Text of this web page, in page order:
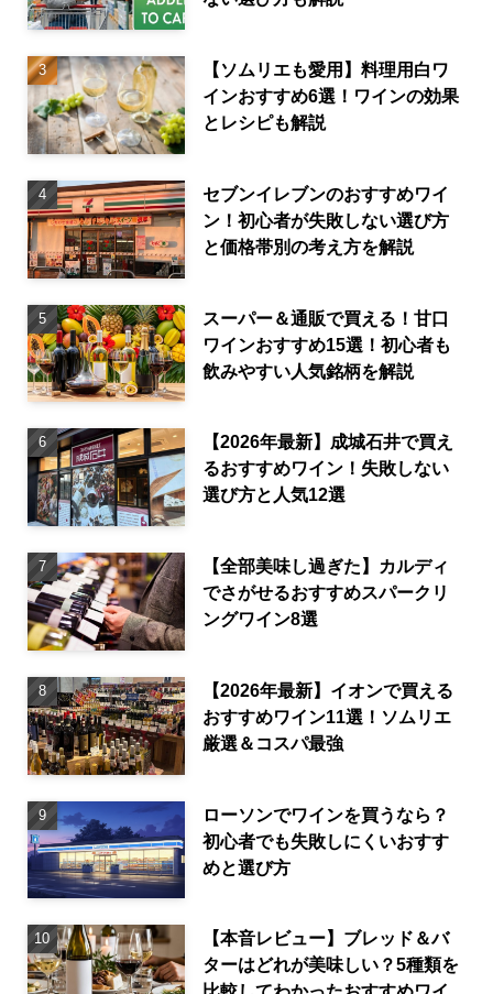
【ソムリエも愛用】料理用白ワ
インおすすめ6選！ワインの効果
とレシピも解説
セブンイレブンのおすすめワイ
ン！初心者が失敗しない選び方
と価格帯別の考え方を解説
スーパー＆通販で買える！甘口
ワインおすすめ15選！初心者も
飲みやすい人気銘柄を解説
【2026年最新】成城石井で買え
るおすすめワイン！失敗しない
選び方と人気12選
【全部美味し過ぎた】カルディ
でさがせるおすすめスパークリ
ングワイン8選
【2026年最新】イオンで買える
おすすめワイン11選！ソムリエ
厳選＆コスパ最強
ローソンでワインを買うなら？
初心者でも失敗しにくいおすす
めと選び方
【本音レビュー】ブレッド＆バ
ターはどれが美味しい？5種類を